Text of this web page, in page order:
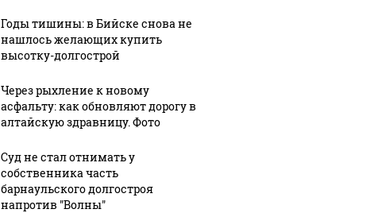
Годы тишины: в Бийске снова не
нашлось желающих купить
высотку-долгострой
Через рыхление к новому
асфальту: как обновляют дорогу в
алтайскую здравницу. Фото
Суд не стал отнимать у
собственника часть
барнаульского долгостроя
напротив "Волны"